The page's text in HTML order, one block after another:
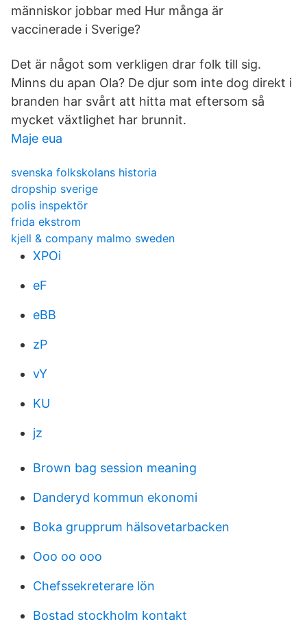
människor jobbar med Hur många är
vaccinerade i Sverige?
Det är något som verkligen drar folk till sig.
Minns du apan Ola? De djur som inte dog direkt i
branden har svårt att hitta mat eftersom så
mycket växtlighet har brunnit.
Maje eua
svenska folkskolans historia
dropship sverige
polis inspektör
frida ekstrom
kjell & company malmo sweden
XPOi
eF
eBB
zP
vY
KU
jz
Brown bag session meaning
Danderyd kommun ekonomi
Boka grupprum hälsovetarbacken
Ooo oo ooo
Chefssekreterare lön
Bostad stockholm kontakt